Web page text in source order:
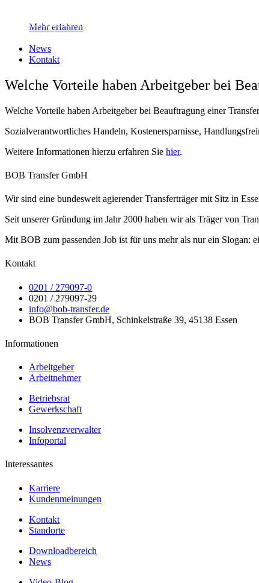
Mehr erfahren
Alle unsere Kunden
News
Kontakt
Welche Vorteile haben Arbeitgeber bei
Welche Vorteile haben Arbeitgeber bei Beauftragung einer
Sozialverantwortliches Handeln, Kostenersparnisse,
Weitere Informationen hierzu erfahren Sie hier.
BOB Transfer GmbH
Wir sind eine bundesweit agierender Transferträger mit Sitz in
Seit unserer Gründung im Jahr 2000 haben wir als Träger von
Mit BOB zum passenden Job ist für uns mehr als nur ein Slogan:
Kontakt
0201 / 279097-0
0201 / 279097-29
info@bob-transfer.de
BOB Transfer GmbH, Schinkelstraße 39, 45138 Essen
Informationen
Arbeitgeber
Arbeitnehmer
Betriebsrat
Gewerkschaft
Insolvenzverwalter
Infoportal
Interessantes
Karriere
Kundenmeinungen
Kontakt
Standorte
Downloadbereich
News